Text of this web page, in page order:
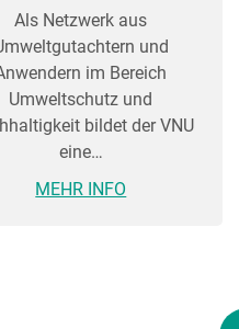
Als Netzwerk aus
und
im Bereich
Umweltschutz und
bildet der VNU
eine…
MEHR INFO